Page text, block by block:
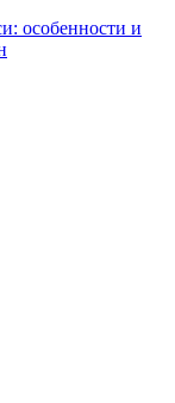
особенности и